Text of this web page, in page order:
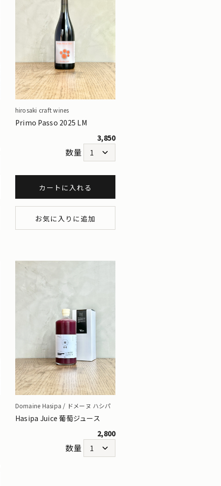
hirosaki craft wines
Primo Passo 2025 LM
3,850
数量
カートに入れる
お気に入りに追加
Domaine Hasipa / ドメーヌ ハシパ
Hasipa Juice 葡萄ジュース
2,800
数量